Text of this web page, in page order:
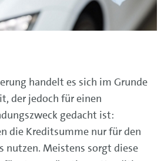
handelt es sich im Grunde
der jedoch für einen
gedacht ist:
die Kreditsumme nur für den
nutzen. Meistens sorgt diese